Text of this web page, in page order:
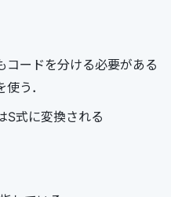
コードを分ける必要がある
う．
S式に変換される